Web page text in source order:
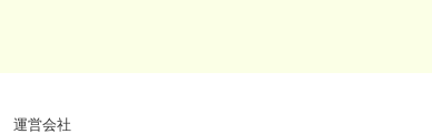
運営会社